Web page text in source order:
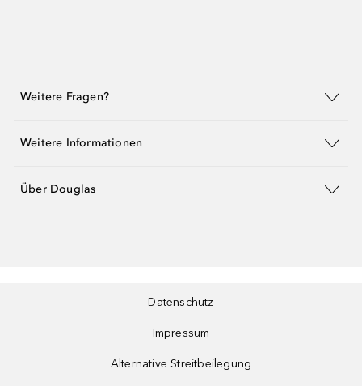
Weitere Fragen?
Weitere Informationen
Über Douglas
Datenschutz
Impressum
Alternative Streitbeilegung